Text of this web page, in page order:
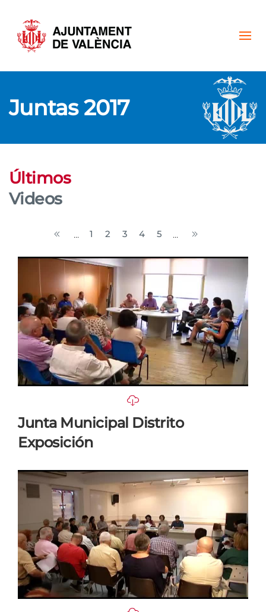
Skip to main content
Juntas 2017
Últimos
Videos
... 1 2 3 4 5 ...
Junta Municipal Distrito
Exposición